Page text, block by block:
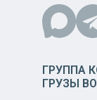
ГРУППА
ГРУЗЫ